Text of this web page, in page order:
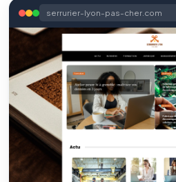
serrurier-lyon-pas-cher.com